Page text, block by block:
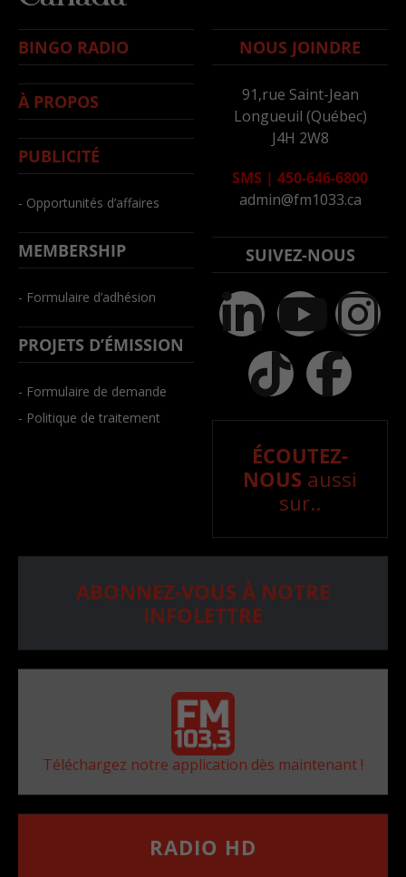
BINGO RADIO
À PROPOS
PUBLICITÉ
- Opportunités d’affaires
MEMBERSHIP
- Formulaire d’adhésion
PROJETS D’ÉMISSION
- Formulaire de demande
- Politique de traitement
NOUS JOINDRE
91,rue Saint-Jean
Longueuil (Québec)
J4H 2W8
SMS | 450-646-6800
admin@fm1033.ca
SUIVEZ-NOUS
ÉCOUTEZ-
NOUS aussi
sur..
ABONNEZ-VOUS À NOTRE
INFOLETTRE
Téléchargez notre application dès maintenant !
RADIO HD